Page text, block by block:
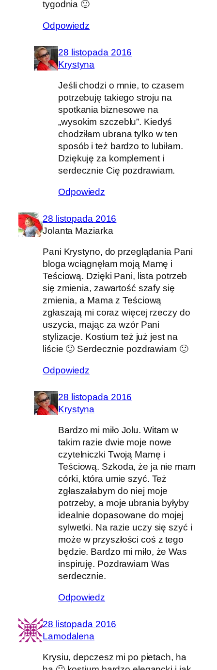
tygodnia 🙂
Odpowiedz
28 listopada 2016
Krystyna
Jeśli chodzi o mnie, to czasem
potrzebuję takiego stroju na
spotkania biznesowe na
„wysokim szczeblu”. Kiedyś
chodziłam ubrana tylko w ten
sposób i też bardzo to lubiłam.
Dziękuję za komplement i
serdecznie Cię pozdrawiam.
Odpowiedz
28 listopada 2016
Jolanta Maziarka
Pani Krystyno, do przeglądania Pani
bloga wciągnęłam moją Mamę i
Teściową. Dzięki Pani, lista potrzeb
się zmienia, zawartość szafy się
zmienia, a Mama z Teściową
zgłaszają mi coraz więcej rzeczy do
uszycia, mając za wzór Pani
stylizacje. Kostium też już jest na
liście 🙂 Serdecznie pozdrawiam 🙂
Odpowiedz
28 listopada 2016
Krystyna
Bardzo mi miło Jolu. Witam w
takim razie dwie moje nowe
czytelniczki Twoją Mamę i
Teściową. Szkoda, że ja nie mam
córki, która umie szyć. Też
zgłaszałabym do niej moje
potrzeby, a moje ubrania byłyby
idealnie dopasowane do mojej
sylwetki. Na razie uczy się szyć i
może w przyszłości coś z tego
będzie. Bardzo mi miło, że Was
inspiruję. Pozdrawiam Was
serdecznie.
Odpowiedz
28 listopada 2016
Lamodalena
Krysiu, depczesz mi po pietach, ha